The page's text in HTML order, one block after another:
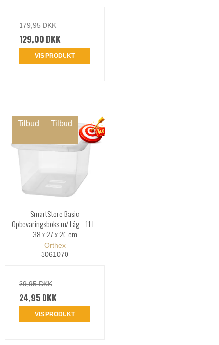
179,95 DKK
129,00 DKK
VIS PRODUKT
Tilbud Tilbud
SmartStore Basic
Opbevaringsboks m/ Låg - 11 l -
38 x 27 x 20 cm
Orthex
3061070
39,95 DKK
24,95 DKK
VIS PRODUKT